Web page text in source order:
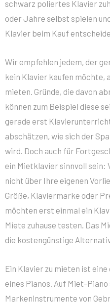
schwarz poliertes Klavier
oder Jahre selbst spielen
Klavier beim Kauf
Wir empfehlen jedem, der
kein Klavier kaufen möchte,
mieten. Gründe, die davon
können zum Beispiel diese
gerade erst
abschätzen, wie sich der
wird. Doch auch für
ein Mietklavier sinnvoll sein:
nicht über Ihre eigenen
Größe, Klaviermarke oder
möchten erst einmal ein
Miete zuhause testen. Das
die kostengünstige
Ein Klavier zu mieten ist
eines Pianos. Auf Miet-
Markeninstrumente von